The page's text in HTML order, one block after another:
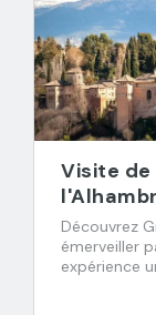
Visite de
Costa
Découvrez
émerveiller
expérience